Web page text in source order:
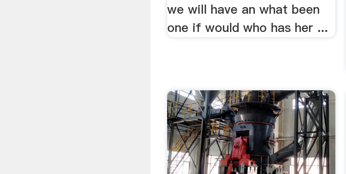
we will have an what been
one if would who has her ...